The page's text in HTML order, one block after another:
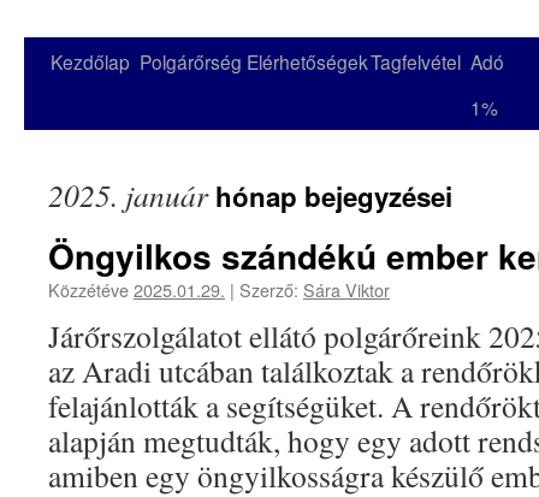
Kezdőlap Polgárőrség ElérhetőségekTagfelvétel Adó
1%
2025. januárhónap bejegyzései
Öngyilkos szándékú ember
Közzétéve2025.01.29. | Szerző: Sára Viktor
Járőrszolgálatot ellátó polgárőreink
az Aradi utcában találkoztak a
felajánlották a segítségüket. A
alapján megtudták, hogy egy adott
amiben egy öngyilkosságra készülő